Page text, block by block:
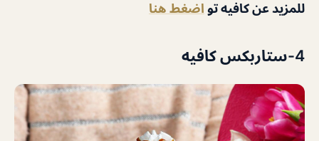
للمزيد عن كافيه تو اضغط هنا
4-ستاربكس كافيه